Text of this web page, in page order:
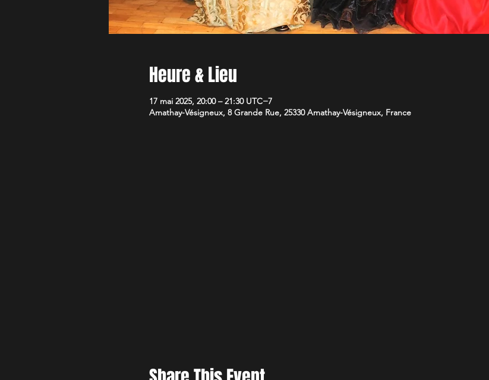
Heure & Lieu
17 mai 2025, 20:00 – 21:30 UTC−7
Amathay-Vésigneux, 8 Grande Rue, 25330 Amathay-Vésigneux, France